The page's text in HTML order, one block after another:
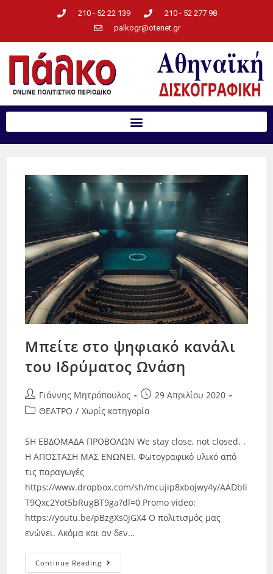
210 - 52 22 139
210 - 52 277 98
palkogr@otenet.gr
Μπείτε στο ψηφιακό κανάλι
του Ιδρύματος Ωνάση
Γιάννης Μητρόπουλος
29 Απριλίου 2020
ΘΕΑΤΡΟ / Χωρίς κατηγορία
5Η ΕΒΔΟΜΑΔΑ ΠΡΟΒΟΛΩΝ We stay close, not closed. .
Η ΑΠΟΣΤΑΣΗ ΜΑΣ ΕΝΩΝΕΙ. Φωτογραφικό υλικό από
τις παραγωγές
https://www.dropbox.com/sh/mcujip8xbojwy4y/AADbIi
T9Qxc2Yot5bRugBT9ga?dl=0 Promo video:
https://youtu.be/pBzgXs0jGX4 Ο πολιτισμός μας
ενώνει. Ακόμα και αν δεν…
Continue Reading